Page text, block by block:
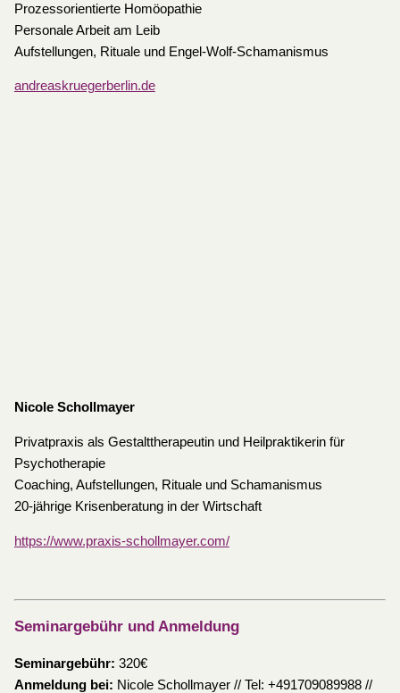
Prozessorientierte Homöopathie
Personale Arbeit am Leib
Aufstellungen, Rituale und Engel-Wolf-Schamanismus
andreaskruegerberlin.de
Nicole Schollmayer
Privatpraxis als Gestalttherapeutin und Heilpraktikerin für
Psychotherapie
Coaching, Aufstellungen, Rituale und Schamanismus
20-jährige Krisenberatung in der Wirtschaft
https://www.praxis-schollmayer.com/
Seminargebühr und Anmeldung
Seminargebühr: 320€
Anmeldung bei: Nicole Schollmayer // Tel: +491709089988 //